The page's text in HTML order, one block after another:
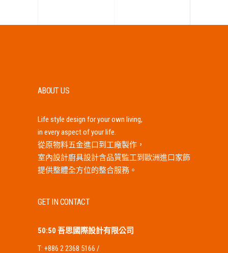
ABOUT US
Life style design for your own living,
in every aspect of your life.
從原物料五金進口到工廠製作，
室內設計廚具設計含品質監工到歐洲進口家飾
提供整體全方位的整合服務。
GET IN CONTACT
50:50 吾思國際設計有限公司
T: +886 2 2368 5166 /